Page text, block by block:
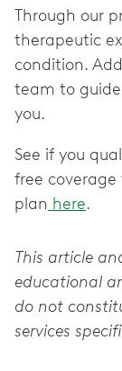
Through our
therapeutic
condition.
team to
you.
See if you
free
plan here.
This article
educational
do not
services